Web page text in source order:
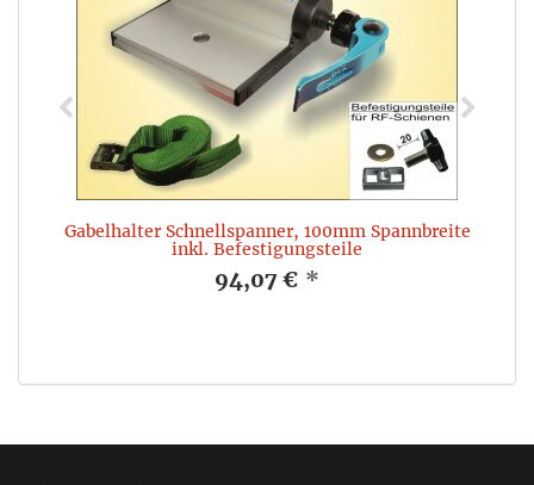
Gabelhalter Schnellspanner, 100mm Spannbreite
inkl. Befestigungsteile
94,07 € *